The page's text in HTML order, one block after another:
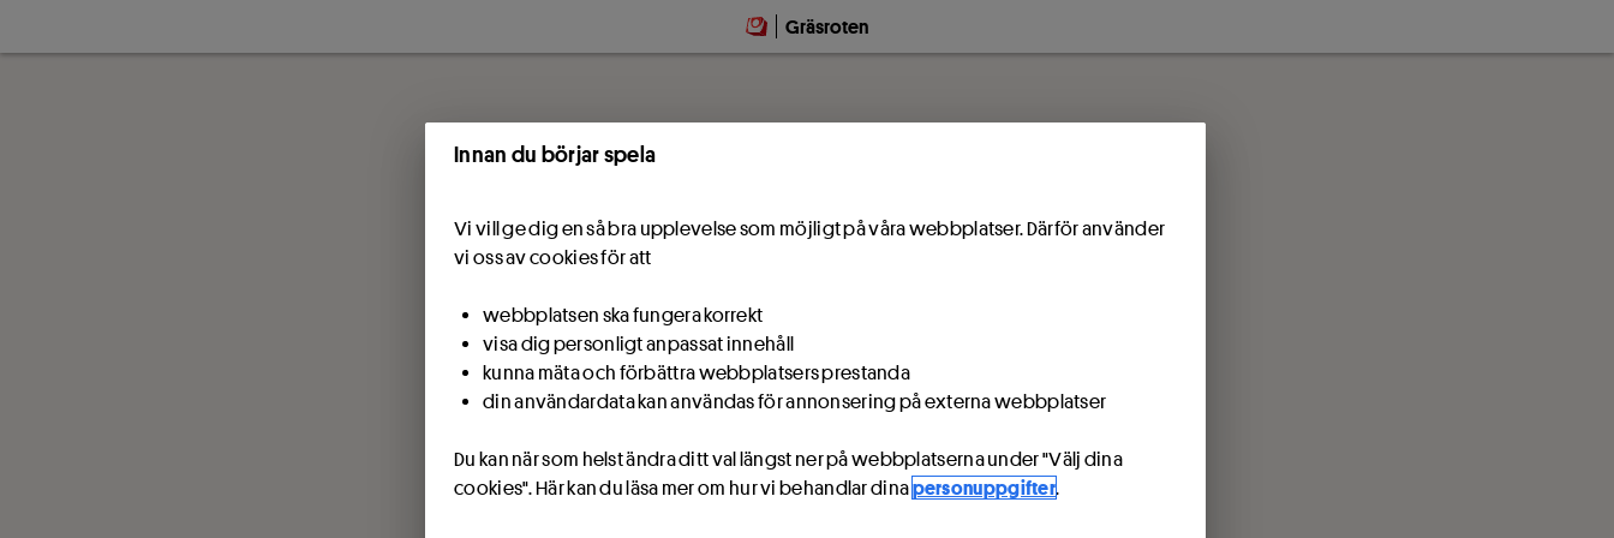
Gräsroten
Innan du börjar spela
Vi vill ge dig en så bra upplevelse som möjligt på våra webbplatser. Därför använder
vi oss av cookies för att
webbplatsen ska fungera korrekt
visa dig personligt anpassat innehåll
kunna mäta och förbättra webbplatsers prestanda
din användardata kan användas för annonsering på externa webbplatser
Du kan när som helst ändra ditt val längst ner på webbplatserna under "Välj dina
cookies". Här kan du läsa mer om hur vi behandlar dinapersonuppgifter.